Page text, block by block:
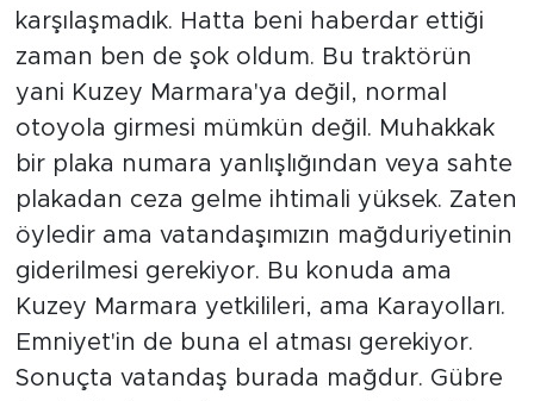
karşılaşmadık. Hatta beni haberdar ettiği
zaman ben de şok oldum. Bu traktörün
yani Kuzey Marmara'ya değil, normal
otoyola girmesi mümkün değil. Muhakkak
bir plaka numara yanlışlığından veya sahte
plakadan ceza gelme ihtimali yüksek. Zaten
öyledir ama vatandaşımızın mağduriyetinin
giderilmesi gerekiyor. Bu konuda ama
Kuzey Marmara yetkilileri, ama Karayolları.
Emniyet'in de buna el atması gerekiyor.
Sonuçta vatandaş burada mağdur. Gübre